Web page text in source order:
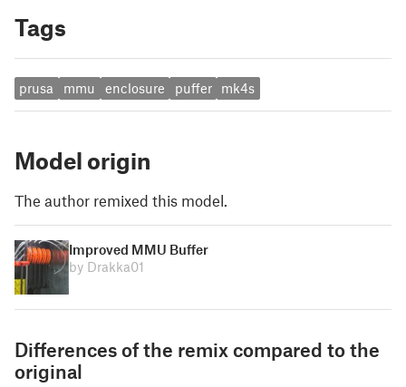
Tags
prusa mmu enclosure puffer mk4s
Model origin
The author remixed this model.
Improved MMU Buffer
by Drakka01
Differences of the remix compared to the
original